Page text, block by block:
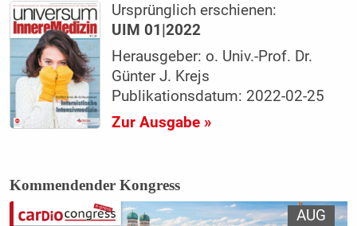
Ursprünglich erschienen:
UIM 01|2022
Herausgeber: o. Univ.-Prof. Dr.
Günter J. Krejs
Publikationsdatum: 2022-02-25
Zur Ausgabe »
Kommendender Kongress
AUG